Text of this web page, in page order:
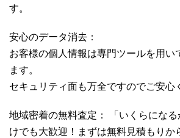
す。
安心のデータ消去：
お客様の個人情報は専門ツールを用い
ます。
セキュリティ面も万全ですのでご安心
地域密着の無料査定： 「いくらにな
けでも大歓迎！まずは無料見積もりか